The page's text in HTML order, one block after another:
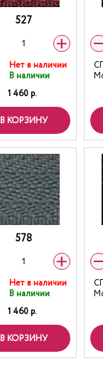
527
Нет в наличии
В наличии
1 460 р.
В КОРЗИНУ
578
Нет в наличии
В наличии
1 460 р.
В КОРЗИНУ